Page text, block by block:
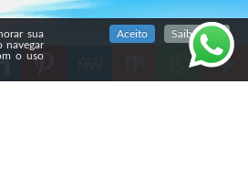
NOSSAS REDES SOCIAIS
sua
navegar
o uso
Aceito Saiba mais